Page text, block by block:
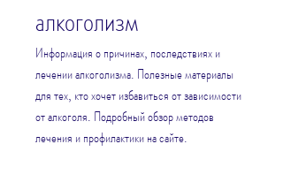
алкоголизм
Информация о причинах, последствиях и
лечении алкоголизма. Полезные материалы
для тех, кто хочет избавиться от зависимости
от алкоголя. Подробный обзор методов
лечения и профилактики на сайте.